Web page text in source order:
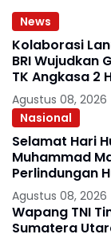
News
Kolaborasi
BRI Wujudkan
TK Angkasa 2
Masa Depan
Agustus 08, 2026
Nasional
Selamat Hari
Muhammad
Perlindungan
Agenda
Agustus 08, 2026
Wapang TNI
Sumatera